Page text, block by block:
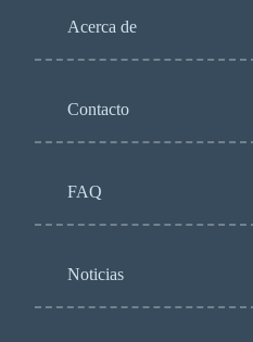
Acerca de
Contacto
FAQ
Noticias